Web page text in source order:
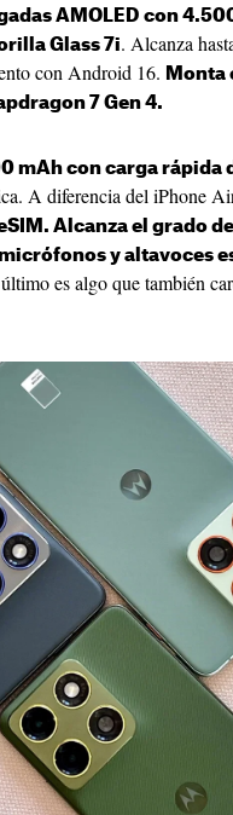
AMOLED con
Glass 7i. Alcanza
con Android 16. Monta
7 Gen 4.
mAh con carga rápida
A diferencia del iPhone
Alcanza el grado de
y altavoces
es algo que también